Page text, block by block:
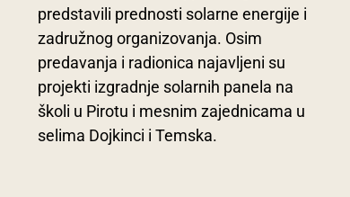
predstavili prednosti solarne energije i
zadružnog organizovanja. Osim
predavanja i radionica najavljeni su
projekti izgradnje solarnih panela na
školi u Pirotu i mesnim zajednicama u
selima Dojkinci i Temska.